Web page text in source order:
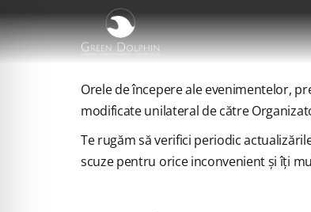
to
content
Orele de începere ale evenimentelor,
modificate unilateral de către
Te rugăm să verifici periodic
scuze pentru orice inconvenient și îți